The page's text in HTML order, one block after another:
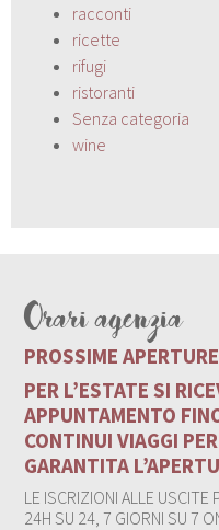
racconti
ricette
rifugi
ristoranti
Senza categoria
wine
Orari agenzia
PROSSIME
PER L’ESTATE SI
APPUNTAMENTO
CONTINUI VIAGGI
GARANTITA
LE ISCRIZIONI ALLE USCITE
24H SU 24, 7 GIORNI SU 7